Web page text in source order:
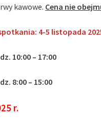
kawowe. Cena nie
4-5 listopada
10:00 – 17:00
8:00 – 15:00
r.